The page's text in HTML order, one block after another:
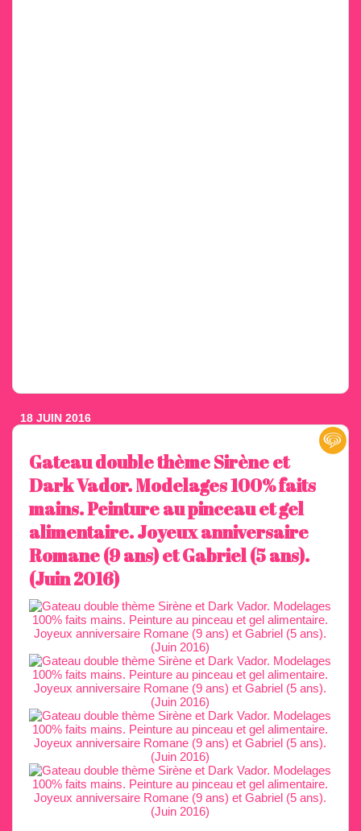
18 JUIN 2016
Gateau double thème Sirène et
Dark Vador. Modelages 100% faits
mains. Peinture au pinceau et gel
alimentaire. Joyeux anniversaire
Romane (9 ans) et Gabriel (5 ans).
(Juin 2016)